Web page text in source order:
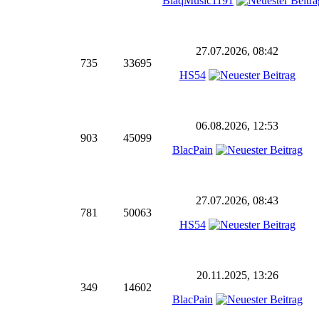
735 33695
27.07.2026, 08:42
HS54
903 45099
06.08.2026, 12:53
BlacPain
781 50063
27.07.2026, 08:43
HS54
349 14602
20.11.2025, 13:26
BlacPain